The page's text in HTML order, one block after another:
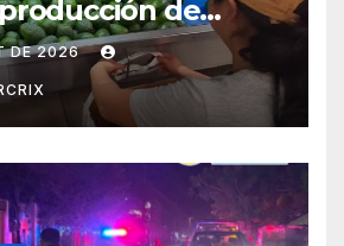
de
Candelaria
DE 2026